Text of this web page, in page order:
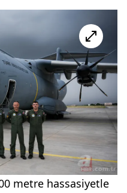
metre hassasiyetle